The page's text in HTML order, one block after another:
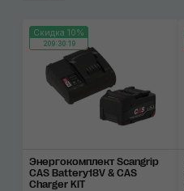
Скидка 10%
209:30:19
Энергокомплект Scangrip
CAS Battery18V & CAS
Charger KIT